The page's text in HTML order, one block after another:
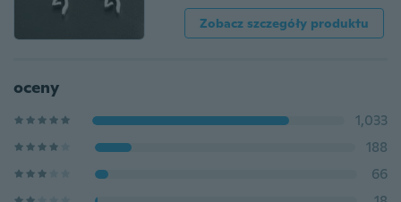
Zobacz szczegóły produktu
oceny
1,033
188
66